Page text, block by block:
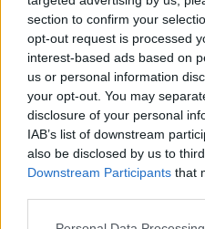
section to confirm your
opt-out request is processed
interest-based ads based on
us or personal information
your opt-out. You may
disclosure of your personal
IAB’s list of downstream
also be disclosed by us to
Downstream Participants that
Please note that this website/
Kövess minket, és
hírekről a